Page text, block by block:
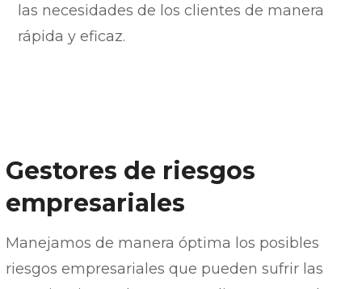
las necesidades de los clientes de manera
rápida y eficaz.
Gestores de riesgos
empresariales
Manejamos de manera óptima los posibles
riesgos empresariales que pueden sufrir las